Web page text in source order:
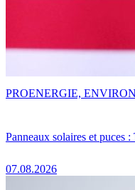
Panneaux solaires et puces
07.08.2026
PROENERGIE,